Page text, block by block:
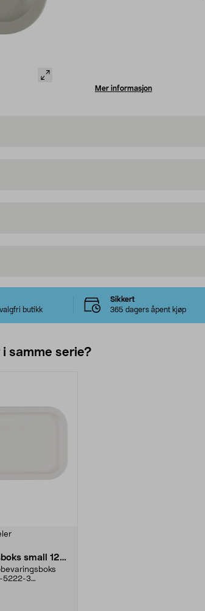
Mer informasjon
butikk
Sikkert
365 dagers åpent kjøp
samme serie?
small 12
5222-3